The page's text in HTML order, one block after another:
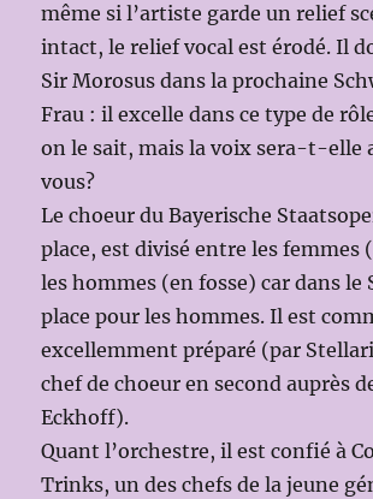
même si l’artiste garde un relief
intact, le relief vocal est érodé. Il
Sir Morosus dans la prochaine
Frau : il excelle dans ce type de
on le sait, mais la voix sera-t-elle
vous?
Le choeur du Bayerische
place, est divisé entre les femmes
les hommes (en fosse) car dans le
place pour les hommes. Il est
excellemment préparé (par
chef de choeur en second auprès
Eckhoff).
Quant l’orchestre, il est confié à
Trinks, un des chefs de la jeune